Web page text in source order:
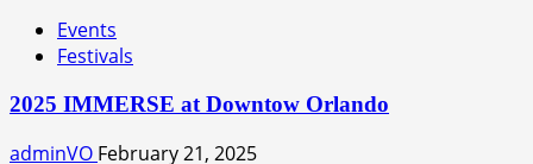
Trí
Tuệ
trong
Trà
đàm
thầy
Pháp
Events
Festivals
2025 IMMERSE at Downtow Orlando
adminVO February 21, 2025